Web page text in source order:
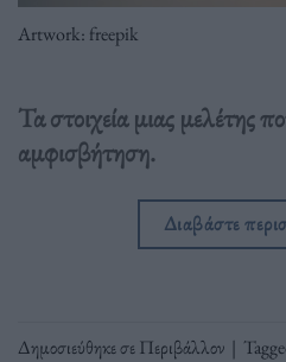
Artwork: freepik
Τα στοιχεία μιας μελέτης
αμφισβήτηση.
Διαβάστε
Δημοσιεύθηκε σεΠεριβάλλον |